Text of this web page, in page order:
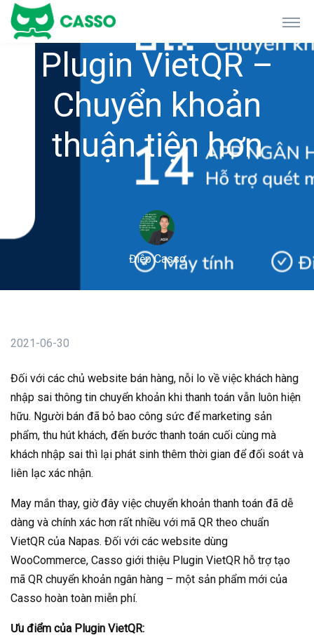
Plugin VietQR –
Chuyển khoản
thuận tiện hơn
Điệp Casso
2021-06-30
Đối với các chủ website bán hàng, nỗi lo về việc khách hàng
nhập sai thông tin chuyển khoản khi thanh toán vẫn luôn hiện
hữu. Người bán đã bỏ bao công sức để marketing sản
phẩm, thu hút khách, đến bước thanh toán cuối cùng mà
khách nhập sai thì lại phát sinh thêm thời gian để đối soát và
liên lạc xác nhận.
May mắn thay, giờ đây việc chuyển khoản thanh toán đã dễ
dàng và chính xác hơn rất nhiều với mã QR theo chuẩn
VietQR của Napas. Đối với các website dùng
WooCommerce, Casso giới thiệu Plugin VietQR hỗ trợ tạo
mã QR chuyển khoản ngân hàng – một sản phẩm mới của
Casso hoàn toàn miễn phí.
Ưu điểm của Plugin VietQR: